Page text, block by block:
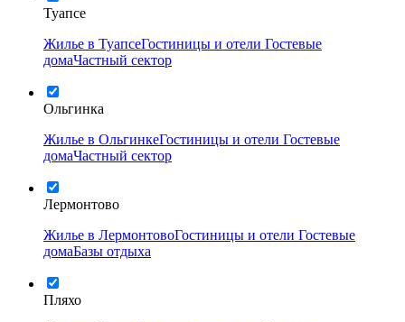
Туапсе
Жилье в ТуапсеГостиницы и отели Гостевые
домаЧастный сектор
Ольгинка
Жилье в ОльгинкеГостиницы и отели Гостевые
домаЧастный сектор
Лермонтово
Жилье в ЛермонтовоГостиницы и отели Гостевые
домаБазы отдыха
Пляхо